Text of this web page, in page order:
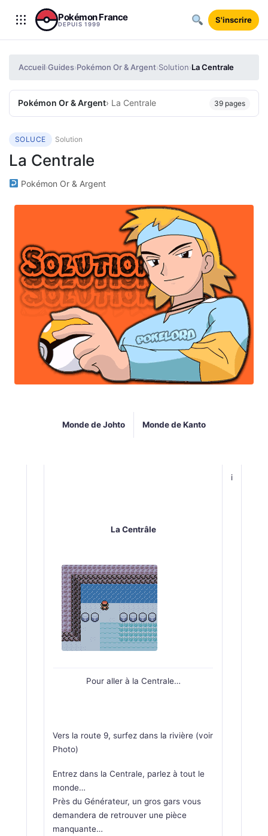
Aller au contenu
Pokémon France
DEPUIS 1999 S'inscrire
Accueil›Guides›Pokémon Or & Argent›Solution›La Centrale
Pokémon Or & Argent› La Centrale 39 pages
SOLUCE Solution
La Centrale
Pokémon Or & Argent
Monde de Johto Monde de Kanto
La Centrâle
Pour aller à la Centrale…
Vers la route 9, surfez dans la rivière (voir
Photo)
Entrez dans la Centrale, parlez à tout le
monde…
Près du Générateur, un gros gars vous
demandera de retrouver une pièce
manquante…
i